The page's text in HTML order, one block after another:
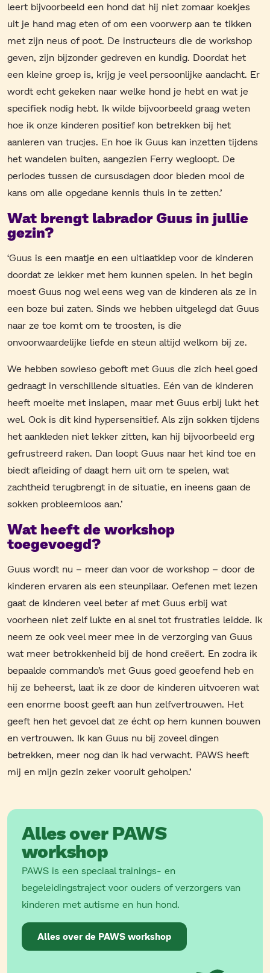
leert bijvoorbeeld een hond dat hij niet zomaar koekjes
uit je hand mag eten of om een voorwerp aan te tikken
met zijn neus of poot. De instructeurs die de workshop
geven, zijn bijzonder gedreven en kundig. Doordat het
een kleine groep is, krijg je veel persoonlijke aandacht. Er
wordt echt gekeken naar welke hond je hebt en wat je
specifiek nodig hebt. Ik wilde bijvoorbeeld graag weten
hoe ik onze kinderen positief kon betrekken bij het
aanleren van trucjes. En hoe ik Guus kan inzetten tijdens
het wandelen buiten, aangezien Ferry wegloopt. De
periodes tussen de cursusdagen door bieden mooi de
kans om alle opgedane kennis thuis in te zetten.’
Wat brengt labrador Guus in jullie
gezin?
‘Guus is een maatje en een uitlaatklep voor de kinderen
doordat ze lekker met hem kunnen spelen. In het begin
moest Guus nog wel eens weg van de kinderen als ze in
een boze bui zaten. Sinds we hebben uitgelegd dat Guus
naar ze toe komt om te troosten, is die
onvoorwaardelijke liefde en steun altijd welkom bij ze.
We hebben sowieso geboft met Guus die zich heel goed
gedraagt in verschillende situaties. Eén van de kinderen
heeft moeite met inslapen, maar met Guus erbij lukt het
wel. Ook is dit kind hypersensitief. Als zijn sokken tijdens
het aankleden niet lekker zitten, kan hij bijvoorbeeld erg
gefrustreerd raken. Dan loopt Guus naar het kind toe en
biedt afleiding of daagt hem uit om te spelen, wat
zachtheid terugbrengt in de situatie, en ineens gaan de
sokken probleemloos aan.’
Wat heeft de workshop
toegevoegd?
Guus wordt nu – meer dan voor de workshop – door de
kinderen ervaren als een steunpilaar. Oefenen met lezen
gaat de kinderen veel beter af met Guus erbij wat
voorheen niet zelf lukte en al snel tot frustraties leidde. Ik
neem ze ook veel meer mee in de verzorging van Guus
wat meer betrokkenheid bij de hond creëert. En zodra ik
bepaalde commando’s met Guus goed geoefend heb en
hij ze beheerst, laat ik ze door de kinderen uitvoeren wat
een enorme boost geeft aan hun zelfvertrouwen. Het
geeft hen het gevoel dat ze écht op hem kunnen bouwen
en vertrouwen. Ik kan Guus nu bij zoveel dingen
betrekken, meer nog dan ik had verwacht. PAWS heeft
mij en mijn gezin zeker vooruit geholpen.’
Alles over PAWS
workshop
PAWS is een speciaal trainings- en
begeleidingstraject voor ouders of verzorgers van
kinderen met autisme en hun hond.
Alles over de PAWS workshop